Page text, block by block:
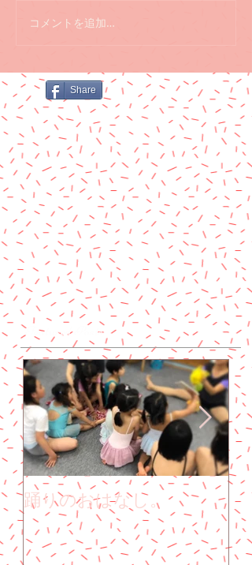
コメントを追加…
Share
Featured Posts
踊りのおはなし。